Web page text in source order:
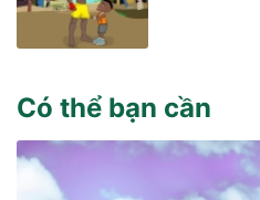
Có thể bạn cần